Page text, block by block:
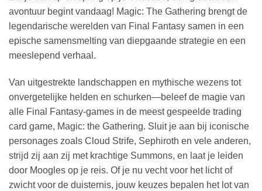
avontuur begint vandaag! Magic: The Gathering brengt de
legendarische werelden van Final Fantasy samen in een
epische samensmelting van diepgaande strategie en een
meeslepend verhaal.
Van uitgestrekte landschappen en mythische wezens tot
onvergetelijke helden en schurken—beleef de magie van
alle Final Fantasy-games in de meest gespeelde trading
card game, Magic: the Gathering. Sluit je aan bij iconische
personages zoals Cloud Strife, Sephiroth en vele anderen,
strijd zij aan zij met krachtige Summons, en laat je leiden
door Moogles op je reis. Of je nu vecht voor het licht of
zwicht voor de duisternis, jouw keuzes bepalen het lot van